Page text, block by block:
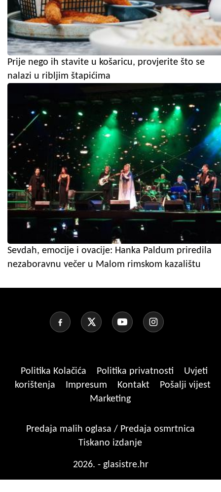
Prije nego ih stavite u košaricu, provjerite što se
nalazi u ribljim štapićima
Sevdah, emocije i ovacije: Hanka Paldum priredila
nezaboravnu večer u Malom rimskom kazalištu
Politika Kolačića Politika privatnosti
Uvjeti
korištenja
Impresum Kontakt
Pošalji vijest
Marketing
Predaja malih oglasa / Predaja osmrtnica
Tiskano izdanje
2026. - glasistre.hr